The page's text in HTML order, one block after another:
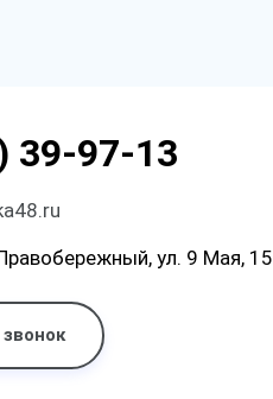
39-97-13
ул. 9 Мая, 15